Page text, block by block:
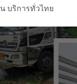
บริการทั่วไทย